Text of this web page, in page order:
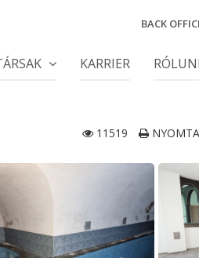
BACK
KARRIER
11519